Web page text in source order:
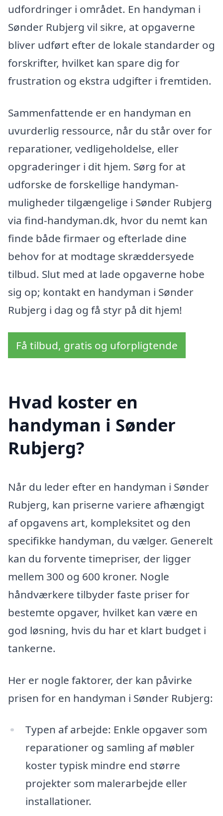
udfordringer i området. En handyman i
Sønder Rubjerg vil sikre, at opgaverne
bliver udført efter de lokale standarder og
forskrifter, hvilket kan spare dig for
frustration og ekstra udgifter i fremtiden.
Sammenfattende er en handyman en
uvurderlig ressource, når du står over for
reparationer, vedligeholdelse, eller
opgraderinger i dit hjem. Sørg for at
udforske de forskellige handyman-
muligheder tilgængelige i Sønder Rubjerg
via find-handyman.dk, hvor du nemt kan
finde både firmaer og efterlade dine
behov for at modtage skræddersyede
tilbud. Slut med at lade opgaverne hobe
sig op; kontakt en handyman i Sønder
Rubjerg i dag og få styr på dit hjem!
Få tilbud, gratis og uforpligtende
Hvad koster en
handyman i Sønder
Rubjerg?
Når du leder efter en handyman i Sønder
Rubjerg, kan priserne variere afhængigt
af opgavens art, kompleksitet og den
specifikke handyman, du vælger. Generelt
kan du forvente timepriser, der ligger
mellem 300 og 600 kroner. Nogle
håndværkere tilbyder faste priser for
bestemte opgaver, hvilket kan være en
god løsning, hvis du har et klart budget i
tankerne.
Her er nogle faktorer, der kan påvirke
prisen for en handyman i Sønder Rubjerg:
Typen af arbejde: Enkle opgaver som
reparationer og samling af møbler
koster typisk mindre end større
projekter som malerarbejde eller
installationer.